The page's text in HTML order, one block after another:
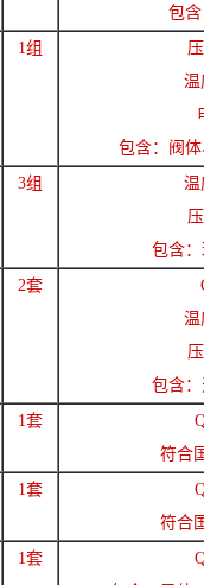
包
1组
包含：阀
3组
包含
2套
包含
1套
符合
1套
符合
1套